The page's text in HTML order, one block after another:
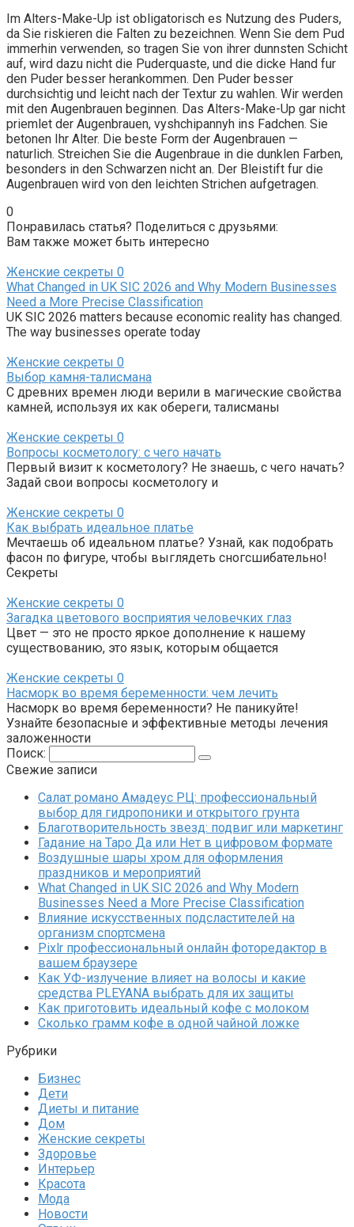
Im Alters-Make-Up ist obligatorisch es Nutzung des Puders,
da Sie riskieren die Falten zu bezeichnen. Wenn Sie dem Pud
immerhin verwenden, so tragen Sie von ihrer dunnsten Schicht
auf, wird dazu nicht die Puderquaste, und die dicke Hand fur
den Puder besser herankommen. Den Puder besser
durchsichtig und leicht nach der Textur zu wahlen. Wir werden
mit den Augenbrauen beginnen. Das Alters-Make-Up gar nicht
priemlet der Augenbrauen, vyshchipannyh ins Fadchen. Sie
betonen Ihr Alter. Die beste Form der Augenbrauen —
naturlich. Streichen Sie die Augenbraue in die dunklen Farben,
besonders in den Schwarzen nicht an. Der Bleistift fur die
Augenbrauen wird von den leichten Strichen aufgetragen.
0
Понравилась статья? Поделиться с друзьями:
Вам также может быть интересно
Женские секреты 0
What Changed in UK SIC 2026 and Why Modern Businesses
Need a More Precise Classification
UK SIC 2026 matters because economic reality has changed.
The way businesses operate today
Женские секреты 0
Выбор камня-талисмана
С древних времен люди верили в магические свойства
камней, используя их как обереги, талисманы
Женские секреты 0
Вопросы косметологу: с чего начать
Первый визит к косметологу? Не знаешь, с чего начать?
Задай свои вопросы косметологу и
Женские секреты 0
Как выбрать идеальное платье
Мечтаешь об идеальном платье? Узнай, как подобрать
фасон по фигуре, чтобы выглядеть сногсшибательно!
Секреты
Женские секреты 0
Загадка цветового восприятия человечких глаз
Цвет — это не просто яркое дополнение к нашему
существованию, это язык, которым общается
Женские секреты 0
Насморк во время беременности: чем лечить
Насморк во время беременности? Не паникуйте!
Узнайте безопасные и эффективные методы лечения
заложенности
Поиск:
Свежие записи
Салат романо Амадеус РЦ: профессиональный
выбор для гидропоники и открытого грунта
Благотворительность звезд: подвиг или маркетинг
Гадание на Таро Да или Нет в цифровом формате
Воздушные шары хром для оформления
праздников и мероприятий
What Changed in UK SIC 2026 and Why Modern
Businesses Need a More Precise Classification
Влияние искусственных подсластителей на
организм спортсмена
Pixlr профессиональный онлайн фоторедактор в
вашем браузере
Как УФ-излучение влияет на волосы и какие
средства PLEYANA выбрать для их защиты
Как приготовить идеальный кофе с молоком
Сколько грамм кофе в одной чайной ложке
Рубрики
Бизнес
Дети
Диеты и питание
Дом
Женские секреты
Здоровье
Интерьер
Красота
Мода
Новости